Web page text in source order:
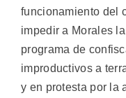
funcionamiento del
impedir a Morales
programa de
improductivos a
y en protesta por la